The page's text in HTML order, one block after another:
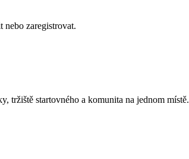
nebo zaregistrovat.
tržiště startovného a komunita na jednom místě.